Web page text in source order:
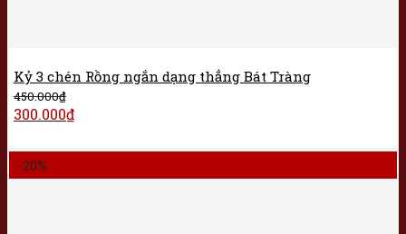
Kỷ 3 chén Rồng ngắn dạng thẳng Bát Tràng
450.000₫
300.000₫
-20%